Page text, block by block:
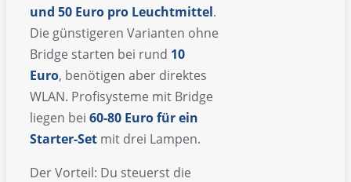
und 50 Euro pro Leuchtmittel.
Die günstigeren Varianten ohne
Bridge starten bei rund 10
Euro, benötigen aber direktes
WLAN. Profisysteme mit Bridge
liegen bei 60-80 Euro für ein
Starter-Set mit drei Lampen.
Der Vorteil: Du steuerst die